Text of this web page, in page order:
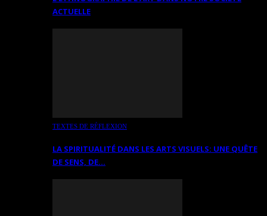
ACTUELLE
TEXTES DE RÉFLEXION
LA SPIRITUALITÉ DANS LES ARTS VISUELS: UNE QUÊTE
DE SENS, DE…